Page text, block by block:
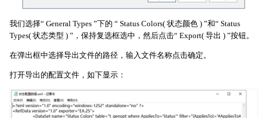
我们选择“ General Types ”下的 “ Status Colors( 状态颜色 ) ”和“ Status
Types( 状态类型 ) ”，保持复选框选中，然后点击“ Export( 导出 ) ”按钮。
在弹出框中选择导出文件的路径，输入文件名称点击确定。
打开导出的配置文件，如下显示：